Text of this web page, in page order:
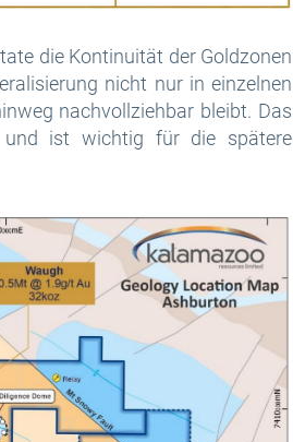
die Kontinuität der Goldzonen
nicht nur in einzelnen
nachvollziehbar bleibt. Das
und ist wichtig für die spätere